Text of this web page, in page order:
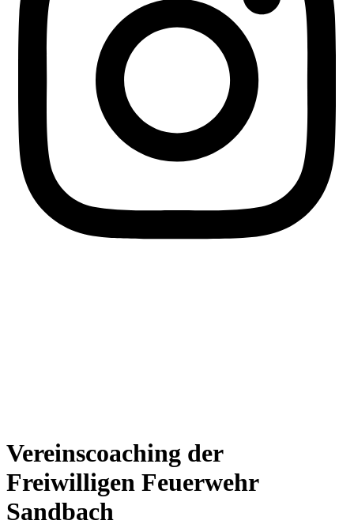
Vereinscoaching der
Freiwilligen Feuerwehr
Sandbach